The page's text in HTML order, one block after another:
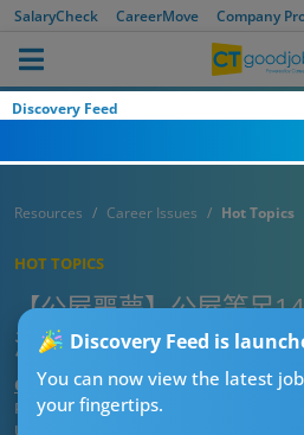
SalaryCheck CareerMove Company
Discovery Feed
Discovery Feed is
You can now view the latest
your fingertips.
Resources Career Issues Hot Topics
HOT TOPICS
【公屋噩夢】公屋等足
漏做1事申請作廢 房署規
CT熱話管理員
Published:2026-01-30 15:00
Updated: